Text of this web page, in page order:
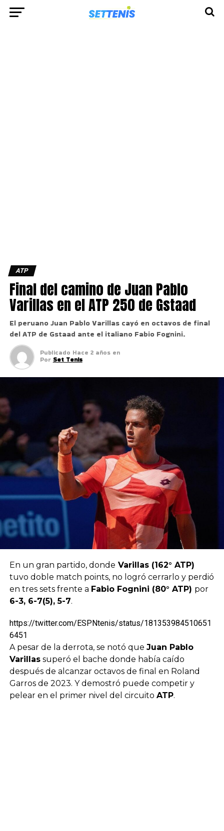
ATP
Final del camino de Juan Pablo
Varillas en el ATP 250 de Gstaad
El peruano Juan Pablo Varillas cayó en octavos de final
del ATP de Gstaad ante el italiano Fabio Fognini.
Publicado Hace 2 años en
Por Set Tenis
En un gran partido, donde Varillas (162° ATP)
tuvo doble match points, no logró cerrarlo y perdió
en tres sets frente a Fabio Fognini (80° ATP) por
6-3, 6-7(5), 5-7.
https://twitter.com/ESPNtenis/status/181353984510651
6451
A pesar de la derrota, se notó que Juan Pablo
Varillassuperó el bache donde había caído
después de alcanzar octavos de final en Roland
Garros de 2023. Y demostró puede competir y
pelear en el primer nivel del circuito ATP.